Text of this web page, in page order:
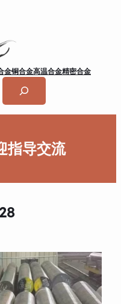
金铜合金高温合金精密合金
指导交流